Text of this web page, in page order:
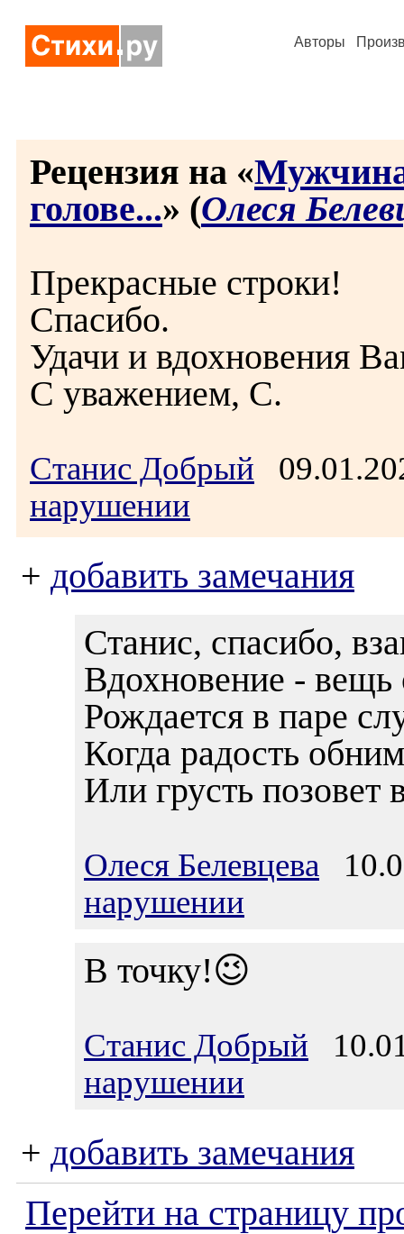
Авторы
Рецензия на «
голове...» (Олеся
Прекрасные строки!
Спасибо.
Удачи и вдохновения
С уважением, С.
Станис Добрый
нарушении
+ добавить замечания
Станис, спасибо,
Вдохновение - вещь
Рождается в паре
Когда радость
Или грусть
Олеся Белевцева
нарушении
В точку!😉
Станис Добрый
нарушении
+ добавить замечания
Перейти на страницу